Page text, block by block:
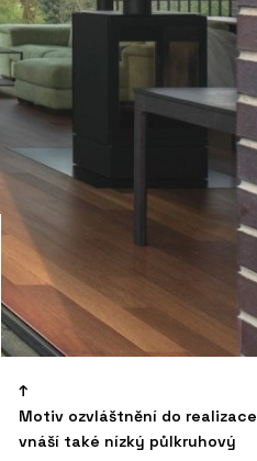
Motiv ozvláštnění do realizace
vnáší také nízký půlkruhový